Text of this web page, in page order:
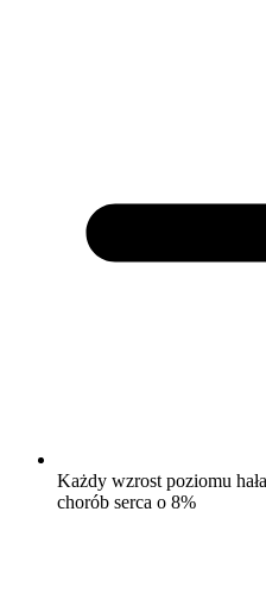
Każdy wzrost poziomu
chorób serca o 8%